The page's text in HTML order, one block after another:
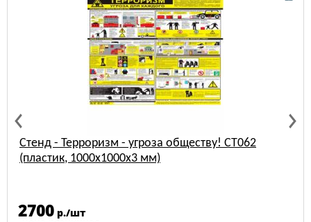
Стенд - Терроризм - угроза обществу! СТ062
(пластик, 1000x1000х3 мм)
2700 р./шт